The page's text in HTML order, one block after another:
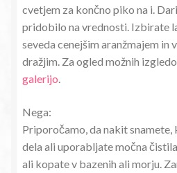
cvetjem za končno piko na i.
pridobilo na vrednosti. Izbirate
seveda cenejšim aranžmajem
dražjim. Za ogled možnih
galerijo.
Nega:
Priporočamo, da nakit
dela ali uporabljate močna
ali kopate v bazenih ali morju.